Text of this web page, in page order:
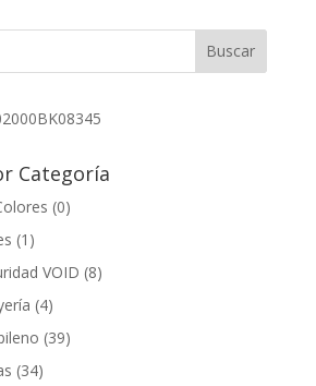
Categoría
(0)
(1)
VOID (8)
(4)
(39)
(34)